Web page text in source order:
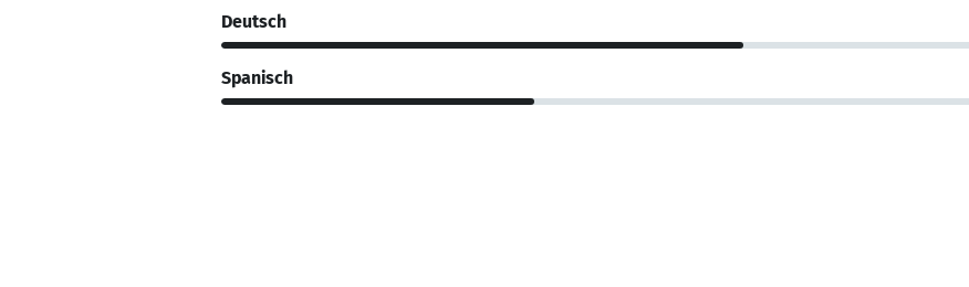
Deutsch
Spanisch